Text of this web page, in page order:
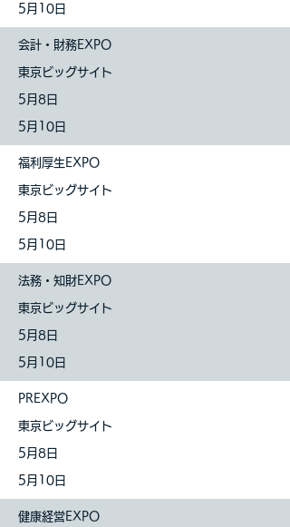
5月10日
会計・財務EXPO
東京ビッグサイト
5月8日
5月10日
福利厚生EXPO
東京ビッグサイト
5月8日
5月10日
法務・知財EXPO
東京ビッグサイト
5月8日
5月10日
PREXPO
東京ビッグサイト
5月8日
5月10日
健康経営EXPO